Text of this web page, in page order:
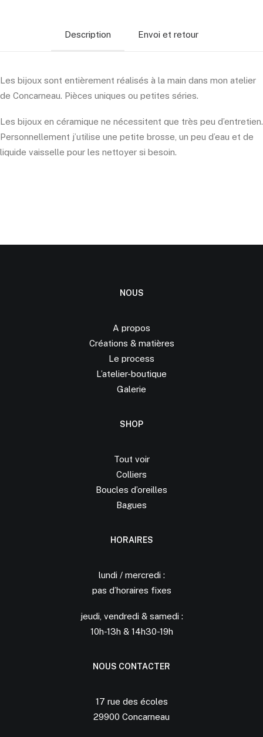
Description Envoi et retour
Les bijoux sont entièrement réalisés à la main dans mon atelier
de Concarneau. Pièces uniques ou petites séries.
Les bijoux en céramique ne nécessitent que très peu d’entretien.
Personnellement j’utilise une petite brosse, un peu d’eau et de
liquide vaisselle pour les nettoyer si besoin.
NOUS
A propos
Créations & matières
Le process
L’atelier-boutique
Galerie
SHOP
Tout voir
Colliers
Boucles d’oreilles
Bagues
HORAIRES
lundi / mercredi :
pas d’horaires fixes
jeudi, vendredi & samedi :
10h-13h & 14h30-19h
NOUS CONTACTER
17 rue des écoles
29900 Concarneau